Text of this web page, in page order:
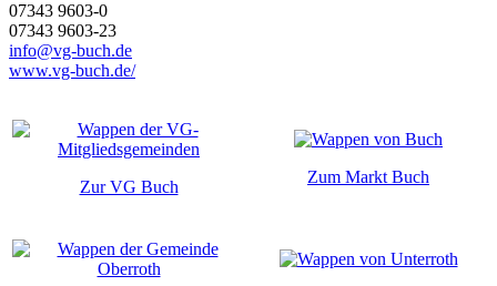
07343 9603-0
07343 9603-23
info@vg-buch.de
www.vg-buch.de/
Zur VG Buch
Zum Markt Buch